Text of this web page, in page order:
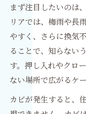
まず注目したいのは
リアでは、梅雨や長
やすく、さらに換気
ることで、知らない
す。押し入れやクロ
ない場所で広がるケ
カビが発生すると、